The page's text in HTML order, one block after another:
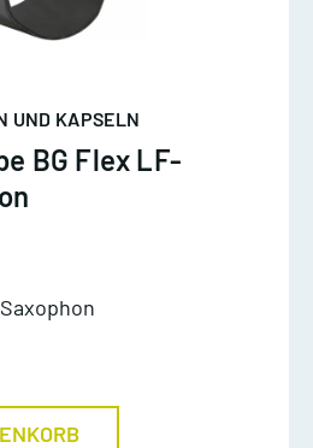
UND KAPSELN
BG Flex LF-